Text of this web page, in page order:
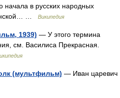
начала в русских народных
…
Википедия
1939) — У этого термина
см. Василиса Прекрасная.
(мультфильм) — Иван царевич